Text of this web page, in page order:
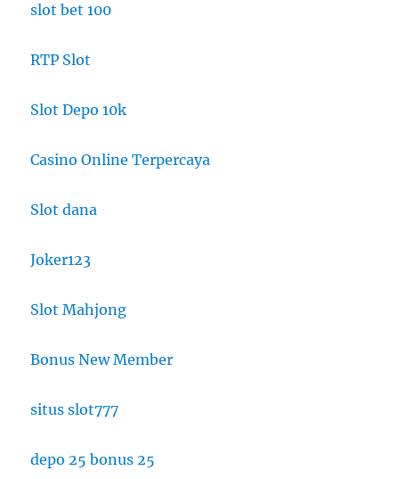
slot bet 100
RTP Slot
Slot Depo 10k
Casino Online Terpercaya
Slot dana
Joker123
Slot Mahjong
Bonus New Member
situs slot777
depo 25 bonus 25